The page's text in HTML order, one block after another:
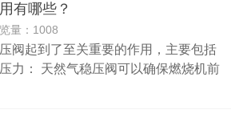
有哪些？
量：1008
阀起到了至关重要的作用，主要包括
力： 天然气稳压阀可以确保燃烧机前